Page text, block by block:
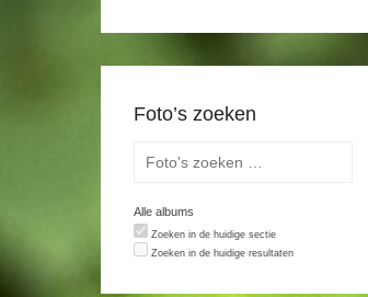
Foto’s zoeken
Alle albums
Zoeken in de huidige sectie
Zoeken in de huidige resultaten